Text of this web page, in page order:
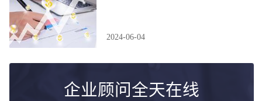
2024-06-04
企业顾问全天在线